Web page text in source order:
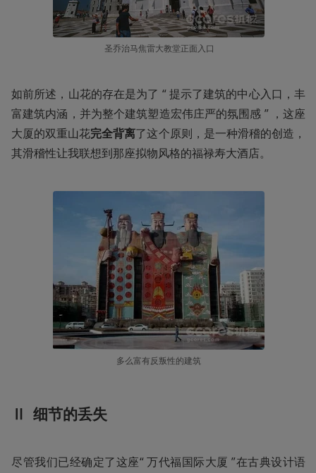
圣乔治马焦雷大教堂正面入口
如前所述，山花的存在是为了 “ 提示了建筑的中心入口，丰
富建筑内涵，并为整个建筑塑造宏伟庄严的氛围感 ” ，这座
大厦的双重山花完全背离了这个原则，是一种滑稽的创造，
其滑稽性让我联想到那座拟物风格的福禄寿大酒店。
多么富有反叛性的建筑
Ⅱ  细节的丢失
尽管我们已经确定了这座“ 万代福国际大厦 ”在古典设计语